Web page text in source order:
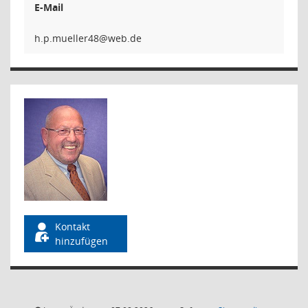
E-Mail
84rell
Kontakt
hinzufügen